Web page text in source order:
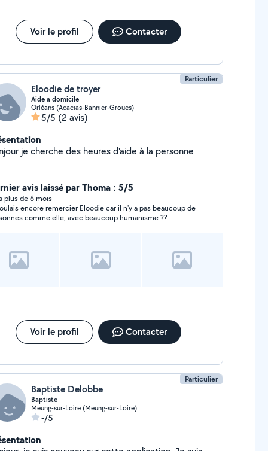
Voir le profil Contacter
Particulier
Eloodie de troyer
Aide a domicile
Orléans (Acacias-Bannier-Groues)
5/5 (2 avis)
je cherche des heures d'aide à la personne
avis laissé par Thoma : 5/5
plus de 6 mois
encore remercier Eloodie car il n'y a pas beaucoup de
comme elle, avec beaucoup humanisme ?? .
Voir le profil Contacter
Particulier
Baptiste Delobbe
Baptiste
Meung-sur-Loire (Meung-sur-Loire)
-/5